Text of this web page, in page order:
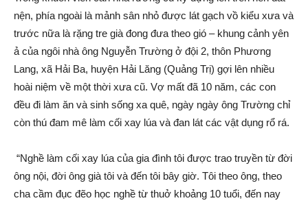
nện, phía ngoài là mảnh sân nhỏ được lát gạch vồ kiểu xưa và
trước nữa là rặng tre già đong đưa theo gió – khung cảnh yên
ả của ngôi nhà ông Nguyễn Trường ở đội 2, thôn Phương
Lang, xã Hải Ba, huyện Hải Lăng (Quảng Trị) gợi lên nhiều
hoài niệm về một thời xưa cũ. Vợ mấ‌t đã 10 năm, các con
đều đi làm ăn và sin‌h sống xa quê, ngày ngày ông Trường chỉ
còn thú đam mê làm cối xay lúa và đan lát các vật dụng rổ rá.
“Nghề làm cối xay lúa của gia đình tôi được trao truyền từ đời
ông nội, đời ông già tôi và đến tôi bây giờ. Tôi theo ông, theo
cha cầm đục đẽo học nghề từ thuở khoả‌ng 10 tuổi, đến nay